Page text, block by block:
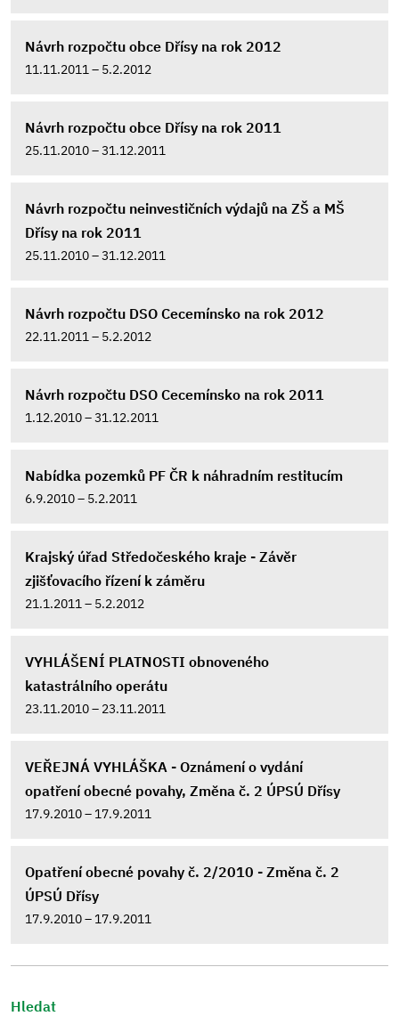
Návrh rozpočtu obce Dřísy na rok 2012
11.11.2011 – 5.2.2012
Návrh rozpočtu obce Dřísy na rok 2011
25.11.2010 – 31.12.2011
Návrh rozpočtu neinvestičních výdajů na ZŠ a MŠ
Dřísy na rok 2011
25.11.2010 – 31.12.2011
Návrh rozpočtu DSO Cecemínsko na rok 2012
22.11.2011 – 5.2.2012
Návrh rozpočtu DSO Cecemínsko na rok 2011
1.12.2010 – 31.12.2011
Nabídka pozemků PF ČR k náhradním restitucím
6.9.2010 – 5.2.2011
Krajský úřad Středočeského kraje - Závěr
zjišťovacího řízení k záměru
21.1.2011 – 5.2.2012
VYHLÁŠENÍ PLATNOSTI obnoveného
katastrálního operátu
23.11.2010 – 23.11.2011
VEŘEJNÁ VYHLÁŠKA - Oznámení o vydání
opatření obecné povahy, Změna č. 2 ÚPSÚ Dřísy
17.9.2010 – 17.9.2011
Opatření obecné povahy č. 2/2010 - Změna č. 2
ÚPSÚ Dřísy
17.9.2010 – 17.9.2011
Hledat